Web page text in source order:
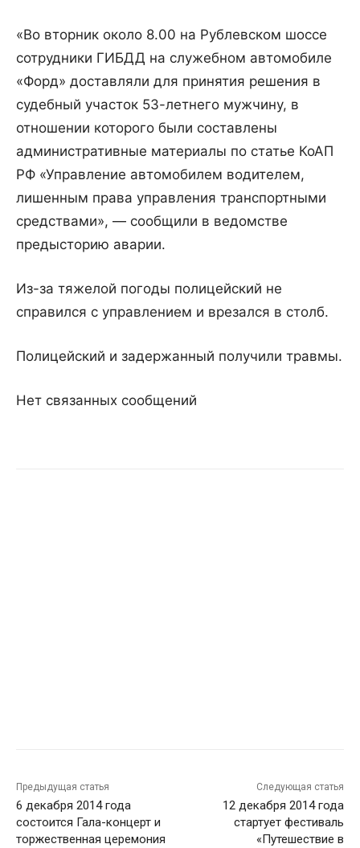
«Во вторник около 8.00 на Рублевском шоссе
сотрудники ГИБДД на служебном автомобиле
«Форд» доставляли для принятия решения в
судебный участок 53-летнего мужчину, в
отношении которого были составлены
административные материалы по статье КоАП
РФ «Управление автомобилем водителем,
лишенным права управления транспортными
средствами», — сообщили в ведомстве
предысторию аварии.
Из-за тяжелой погоды полицейский не
справился с управлением и врезался в столб.
Полицейский и задержанный получили травмы.
Нет связанных сообщений
Предыдущая статья
6 декабря 2014 года
состоится Гала-концерт и
торжественная церемония
Следующая статья
12 декабря 2014 года
стартует фестиваль
«Путешествие в